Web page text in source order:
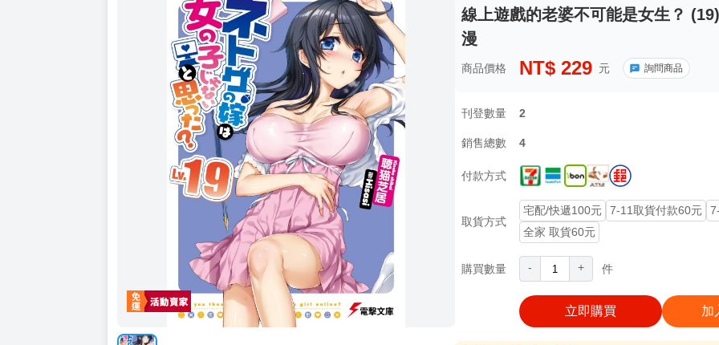
線上遊戲的老婆不可能是女生？
漫
商品價格 NT$ 229 元 詢問商品
刊登數量 2
銷售總數 4
付款方式
取貨方式
宅配/快遞100元 7-11取貨付款60元
全家 取貨60元
購買數量 - + 件
立即購買 加